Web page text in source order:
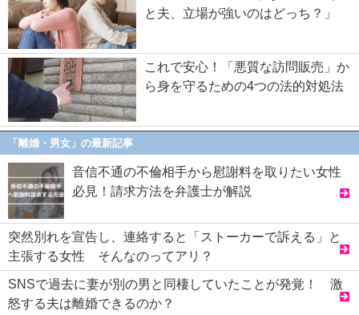
と夫、立場が強いのはどっち？」
これで安心！「悪質な訪問販売」か
ら身を守るための4つの法的対処法
「離婚・男女」の最新記事
音信不通の不倫相手から慰謝料を取りたい女性
必見！請求方法を弁護士が解説
突然別れを宣告し、連絡すると「ストーカーで訴える」と
主張する女性 そんなのってアリ？
SNSで過去に妻が別の男と同棲していたことが発覚！ 激
怒する夫は離婚できるのか？